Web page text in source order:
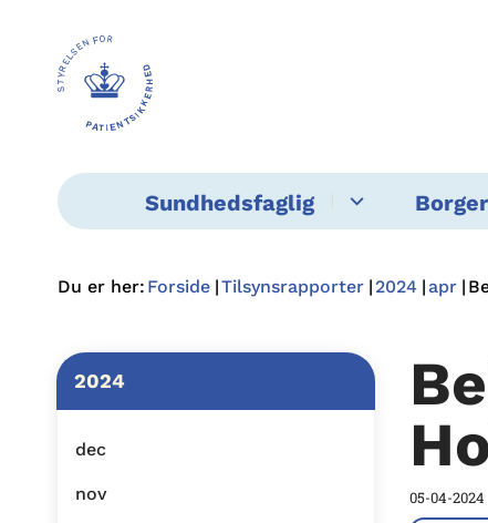
Sundhedsfaglig
Du er her: Forside Tilsynsrapporter 2024 apr
2024
dec
nov 05-04-2024